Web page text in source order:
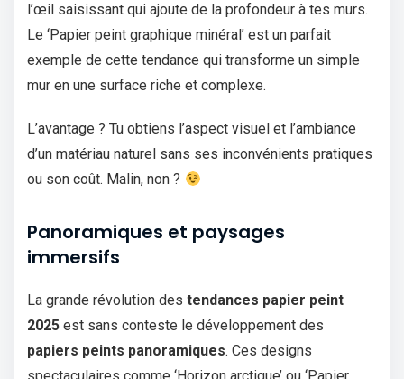
l’œil saisissant qui ajoute de la profondeur à tes murs.
Le ‘Papier peint graphique minéral’ est un parfait
exemple de cette tendance qui transforme un simple
mur en une surface riche et complexe.
L’avantage ? Tu obtiens l’aspect visuel et l’ambiance
d’un matériau naturel sans ses inconvénients pratiques
ou son coût. Malin, non ?
Panoramiques et paysages
immersifs
La grande révolution des tendances papier peint
2025 est sans conteste le développement des
papiers peints panoramiques. Ces designs